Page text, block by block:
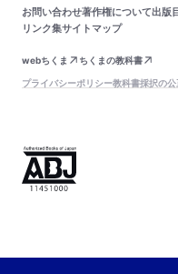
お問い合わせ著作権について出版
リンク集サイトマップ
webちくま
ちくまの教科書
プライバシーポリシー教科書採択の